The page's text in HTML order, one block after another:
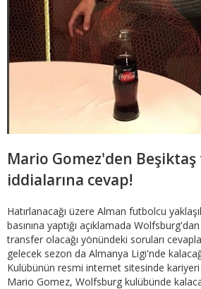
Mario Gomez'den
iddialarına cevap!
Hatırlanacağı üzere Alman futbolcu
basınına yaptığı açıklamada
transfer olacağı yönündeki soruları
gelecek sezon da Almanya Ligi'nde
Kulübünün resmi internet sitesinde kariyeri
Mario Gomez, Wolfsburg kulübünde